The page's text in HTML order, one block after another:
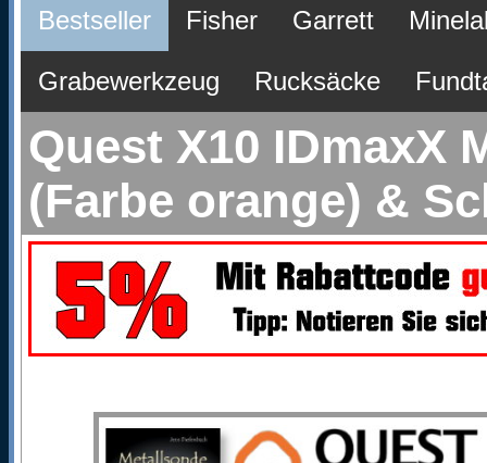
Bestseller Fisher Garrett
Grabewerkzeug Rucksäcke
Quest X10 IDmaxX
(Farbe orange) &